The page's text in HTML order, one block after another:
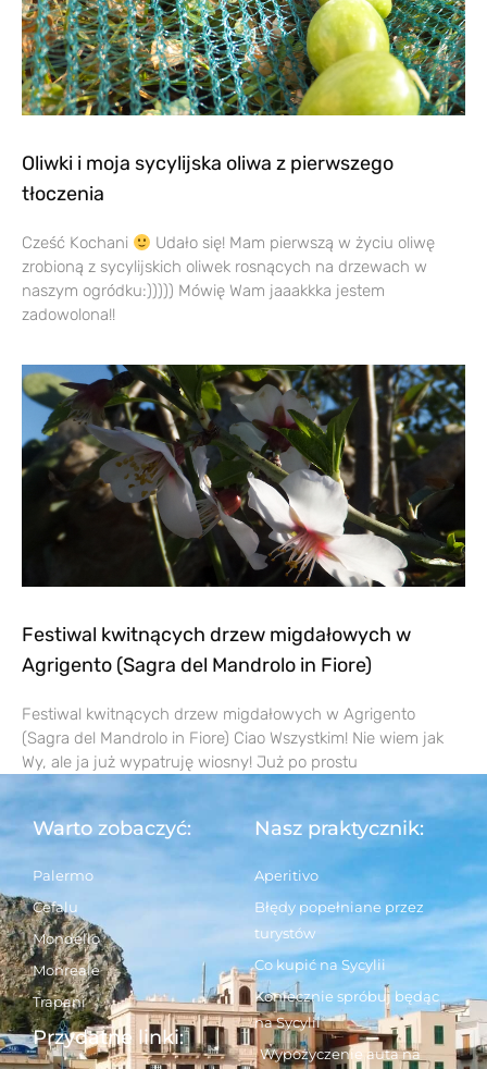
Oliwki i moja sycylijska oliwa z pierwszego
tłoczenia
Cześć Kochani
Udało się! Mam pierwszą w życiu oliwę
zrobioną z sycylijskich oliwek rosnących na drzewach w
naszym ogródku:))))) Mówię Wam jaaakkka jestem
zadowolona!!
Festiwal kwitnących drzew migdałowych w
Agrigento (Sagra del Mandrolo in Fiore)
Festiwal kwitnących drzew migdałowych w Agrigento
(Sagra del Mandrolo in Fiore) Ciao Wszystkim! Nie wiem jak
Wy, ale ja już wypatruję wiosny! Już po prostu
Warto zobaczyć:
Palermo
Cefalu
Mondello
Monreale
Trapani
Nasz praktycznik:
Aperitivo
Błędy popełniane przez
turystów
Co kupić na Sycylii
Koniecznie spróbuj będąc
na Sycylii
Wypożyczenie auta na
Przydatne linki: